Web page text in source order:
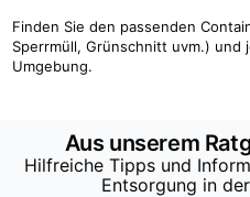
Finden Sie den passenden
Sperrmüll, Grünschnitt uvm.) und
Umgebung.
Aus unserem
Hilfreiche Tipps und
Entsorgung in